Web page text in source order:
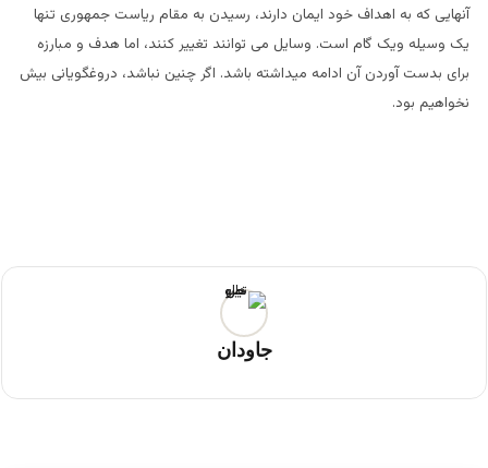
آنهایی که به اهداف خود ایمان دارند، رسیدن به مقام ریاست جمهوری تنها
یک وسیله ویک گام است. وسایل می توانند تغییر کنند، اما هدف و مبارزه
برای بدست آوردن آن ادامه میداشته باشد. اگر چنین نباشد، دروغگویانی بیش
نخواهیم بود.
جاودان